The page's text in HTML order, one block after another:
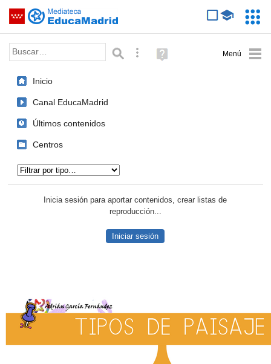
Saltar navegación
Palabra o frase: Búsqueda avanzada
Ayuda
(en
Inicio
Canal EducaMadrid
Últimos contenidos
Centros
Inicia sesión para aportar contenidos, crear listas de
reproducción...
Iniciar sesión